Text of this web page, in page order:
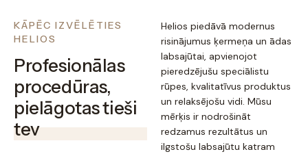
KĀPĒC IZVĒLĒTIES
HELIOS
Profesionālas
procedūras,
pielāgotas tieši
tev
Helios piedāvā modernus
risinājumus ķermeņa un ādas
labsajūtai, apvienojot
pieredzējušu speciālistu
rūpes, kvalitatīvus produktus
un relaksējošu vidi. Mūsu
mērķis ir nodrošināt
redzamus rezultātus un
ilgstošu labsajūtu katram